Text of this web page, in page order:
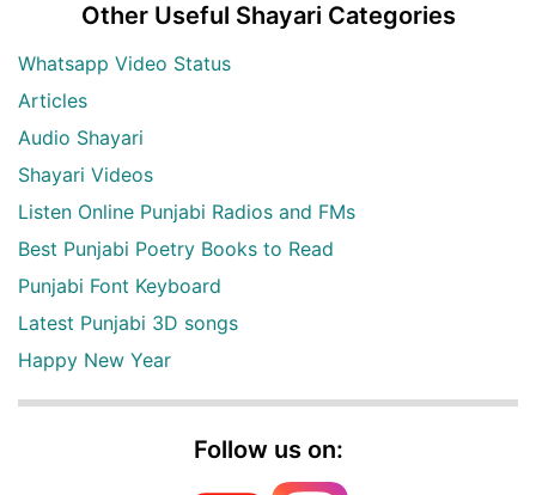
Other Useful Shayari Categories
Whatsapp Video Status
Articles
Audio Shayari
Shayari Videos
Listen Online Punjabi Radios and FMs
Best Punjabi Poetry Books to Read
Punjabi Font Keyboard
Latest Punjabi 3D songs
Happy New Year
Follow us on: